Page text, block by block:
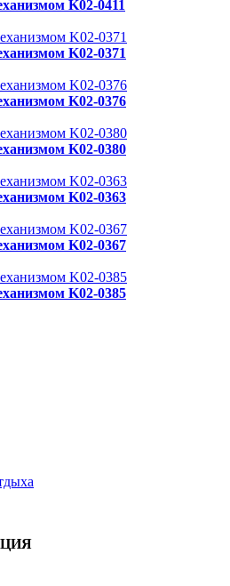
K02-0411
K02-0371
K02-0376
K02-0380
K02-0363
K02-0367
K02-0385